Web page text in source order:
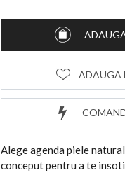
ADAUGA
Alege agenda piele
conceput pentru a te insoti